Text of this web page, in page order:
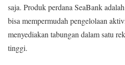
saja. Produk perdana SeaBank
bisa mempermudah pengelolaan
menyediakan tabungan dalam satu
tinggi.